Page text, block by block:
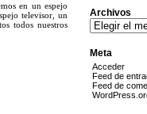
en un espejo
televisor, un
todos nuestros
Archivos
Archivos
Meta
Acceder
Feed de
Feed de